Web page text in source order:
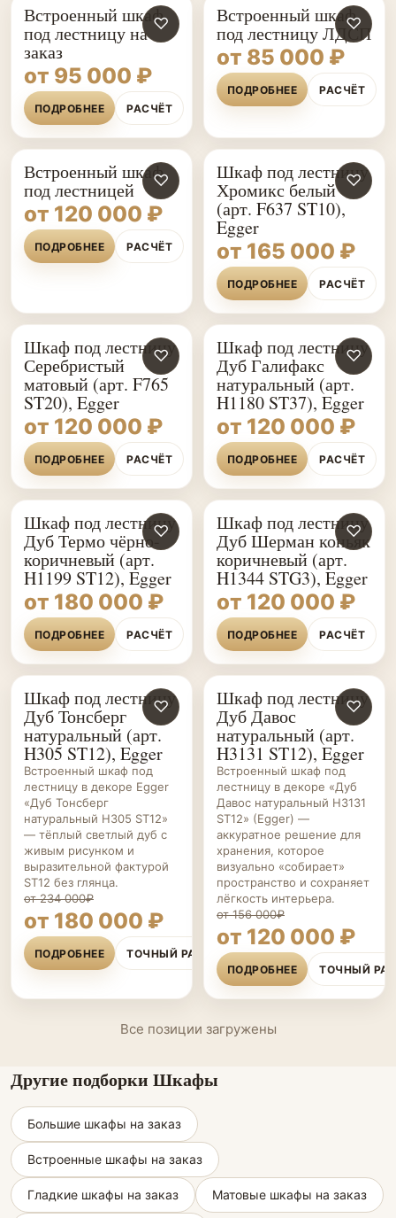
♡
Встроенный шкаф
под лестницу на
заказ
от 95 000 ₽
ПОДРОБНЕЕ РАСЧЁТ
♡
Встроенный шкаф
под лестницу ЛДСП
от 85 000 ₽
ПОДРОБНЕЕ РАСЧЁТ
♡
Встроенный шкаф
под лестницей
от 120 000 ₽
ПОДРОБНЕЕ РАСЧЁТ
♡
Шкаф под лестницу
Хромикс белый
(арт. F637 ST10),
Egger
от 165 000 ₽
ПОДРОБНЕЕ РАСЧЁТ
♡
Шкаф под лестницу
Серебристый
матовый (арт. F765
ST20), Egger
от 120 000 ₽
ПОДРОБНЕЕ РАСЧЁТ
♡
Шкаф под лестницу
Дуб Галифакс
натуральный (арт.
H1180 ST37), Egger
от 120 000 ₽
ПОДРОБНЕЕ РАСЧЁТ
♡
Шкаф под лестницу
Дуб Термо чёрно-
коричневый (арт.
H1199 ST12), Egger
от 180 000 ₽
ПОДРОБНЕЕ РАСЧЁТ
♡
Шкаф под лестницу
Дуб Шерман коньяк
коричневый (арт.
H1344 STG3), Egger
от 120 000 ₽
ПОДРОБНЕЕ РАСЧЁТ
ШКАФЫ НА ЗАКАЗ ♡
Шкаф под лестницу
Дуб Тонсберг
натуральный (арт.
H305 ST12), Egger
Встроенный шкаф под
лестницу в декоре Egger
«Дуб Тонсберг
натуральный H305 ST12»
— тёплый светлый дуб с
живым рисунком и
выразительной фактурой
ST12 без глянца.
от 234 000₽
от 180 000 ₽
ПОДРОБНЕЕ ТОЧНЫЙ РАСЧЁТ
ШКАФЫ НА ЗАКАЗ ♡
Шкаф под лестницу
Дуб Давос
натуральный (арт.
H3131 ST12), Egger
Встроенный шкаф под
лестницу в декоре «Дуб
Давос натуральный H3131
ST12» (Egger) —
аккуратное решение для
хранения, которое
визуально «собирает»
пространство и сохраняет
лёгкость интерьера.
от 156 000₽
от 120 000 ₽
ПОДРОБНЕЕ ТОЧНЫЙ
Все позиции загружены
Другие подборки Шкафы
Большие шкафы на заказ
Встроенные шкафы на заказ
Гладкие шкафы на заказ Матовые шкафы на заказ